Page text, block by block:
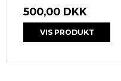
500,00 DKK
VIS PRODUKT